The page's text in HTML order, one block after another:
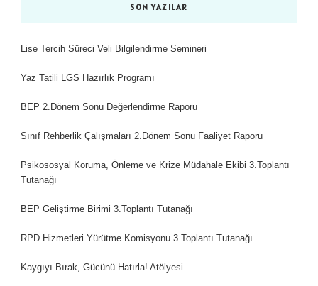
SON YAZILAR
Lise Tercih Süreci Veli Bilgilendirme Semineri
Yaz Tatili LGS Hazırlık Programı
BEP 2.Dönem Sonu Değerlendirme Raporu
Sınıf Rehberlik Çalışmaları 2.Dönem Sonu Faaliyet Raporu
Psikososyal Koruma, Önleme ve Krize Müdahale Ekibi 3.Toplantı
Tutanağı
BEP Geliştirme Birimi 3.Toplantı Tutanağı
RPD Hizmetleri Yürütme Komisyonu 3.Toplantı Tutanağı
Kaygıyı Bırak, Gücünü Hatırla! Atölyesi